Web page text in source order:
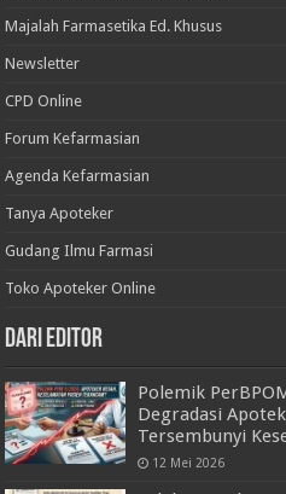
Majalah Farmasetika Ed. Khusus
Newsletter
CPD Online
Forum Kefarmasian
Agenda Kefarmasian
Tanya Apoteker
Gudang Ilmu Farmasi
Toko Apoteker Online
Dari Editor
Polemik
Degradasi
Tersembunyi
12 Mei 2026